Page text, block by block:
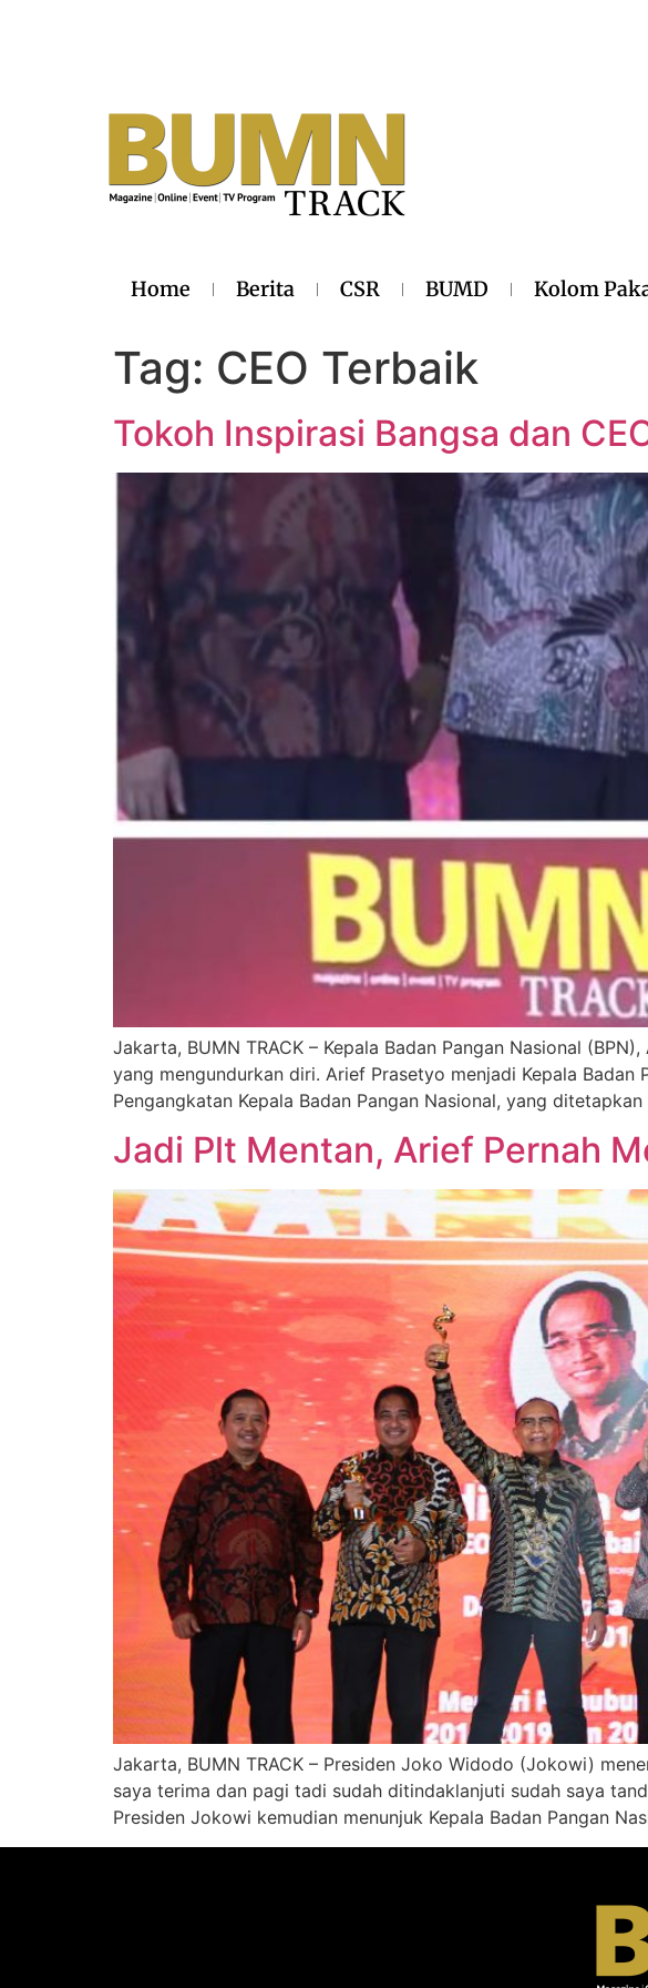
Home Berita CSR BUMD Kolom
Tag: CEO Terbaik
Tokoh Inspirasi Bangsa dan
Jakarta, BUMN TRACK – Kepala Badan Pangan Nasional
yang mengundurkan diri. Arief Prasetyo menjadi Kepala
Pengangkatan Kepala Badan Pangan Nasional, yang
Jadi Plt Mentan, Arief Pernah
Jakarta, BUMN TRACK – Presiden Joko Widodo (Jokowi)
saya terima dan pagi tadi sudah ditindaklanjuti sudah saya
Presiden Jokowi kemudian menunjuk Kepala Badan Pangan